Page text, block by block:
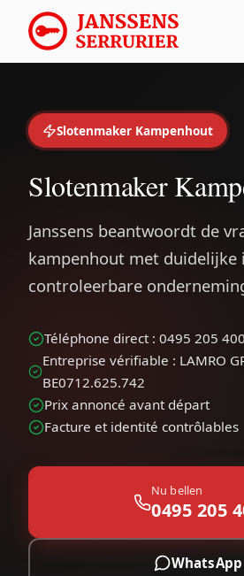
Slotenmaker Kampenhout
Slotenmaker
Janssens beantwoordt de
kampenhout met duidelijke
controleerbare
Téléphone direct : 0495 205 400
Entreprise vérifiable : LAMRO
BE0712.625.742
Prix annoncé avant départ
Facture et identité contrôlables
Nu bellen
0495 205
WhatsApp